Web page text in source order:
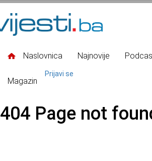
Naslovnica Najnovije
Magazin
Prijavi se
404 Page not